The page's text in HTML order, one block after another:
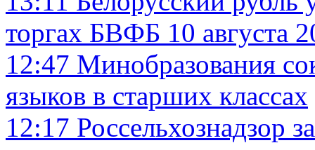
торгах БВФБ 10 августа
12:47 Минобразования
языков в старших классах
12:17 Россельхознадзор